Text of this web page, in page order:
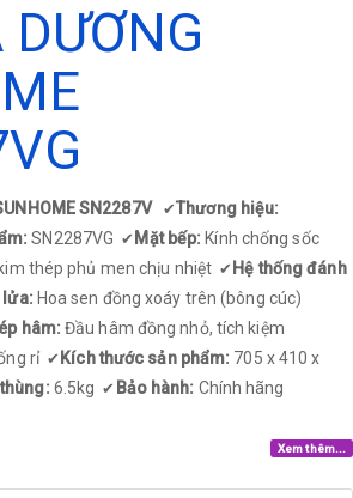
DƯƠNG
SN2287V ✔Thương hiệu:
SN2287VG ✔ Mặt bếp:Kính chống sốc
thép phủ men chịu nhiệt ✔ Hệ thống đánh
lửa: Hoa sen đồng xoáy trên (bông cúc)
hâm: Đầu hâm đồng nhỏ, tích kiệm
rỉ ✔ Kích thước sản phẩm: 705 x 410 x
6.5kg ✔ Bảo hành: Chính hãng
Xem thêm...